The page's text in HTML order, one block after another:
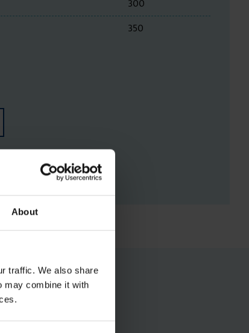
About
traffic. We also share
may combine it with
300
350